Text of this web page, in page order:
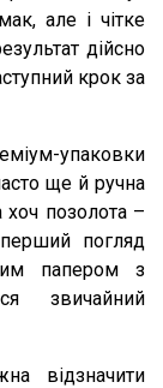
але і чітке
дійсно
крок за
упаковки
ще й ручна
хоч позолота –
погляд
папером з
звичайний
відзначити